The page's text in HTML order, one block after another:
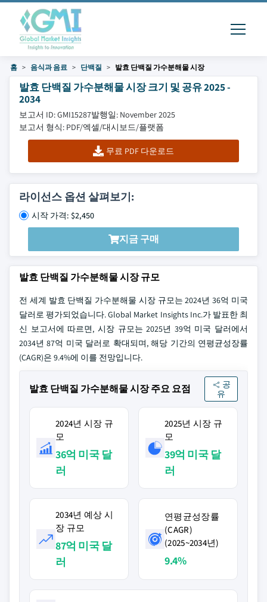
홈 음식과 음료 단백질 발효 단백질 가수분해물 시장
발효 단백질 가수분해물 시장 크기 및 공유 2025 -
2034
보고서 ID: GMI15287발행일: November 2025
보고서 형식: PDF/엑셀/대시보드/플랫폼
무료 PDF 다운로드
라이선스 옵션 살펴보기:
시작 가격: $2,450
지금 구매
발효 단백질 가수분해물 시장 규모
전 세계 발효 단백질 가수분해물 시장 규모는 2024년 36억 미국
달러로 평가되었습니다. Global Market Insights Inc.가 발표한 최
신 보고서에 따르면, 시장 규모는 2025년 39억 미국 달러에서
2034년 87억 미국 달러로 확대되며, 해당 기간의 연평균성장률
(CAGR)은 9.4%에 이를 전망입니다.
발효 단백질 가수분해물 시장 주요 요점
공
유
2024년 시장 규
모
36억 미국 달
러
2025년 시장 규
모
39억 미국 달
러
2034년 예상 시
장 규모
87억 미국 달
러
연평균성장률
(CAGR)
(2025~2034년)
9.4%